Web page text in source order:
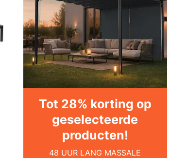
Tot 28% korting op
geselecteerde
producten!
48 UUR LANG MASSALE